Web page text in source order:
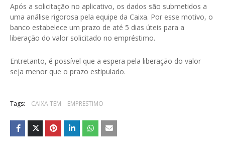
Após a solicitação no aplicativo, os dados são submetidos a
uma análise rigorosa pela equipe da Caixa. Por esse motivo, o
banco estabelece um prazo de até 5 dias úteis para a
liberação do valor solicitado no empréstimo.
Entretanto, é possível que a espera pela liberação do valor
seja menor que o prazo estipulado.
Tags: CAIXA TEM EMPRESTIMO